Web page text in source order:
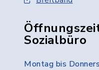
Sozialbüro
Montag bis